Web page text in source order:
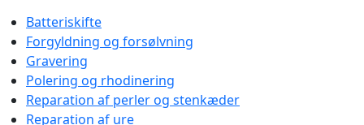
Batteriskifte
Forgyldning og forsølvning
Gravering
Polering og rhodinering
Reparation af perler og stenkæder
Reparation af ure